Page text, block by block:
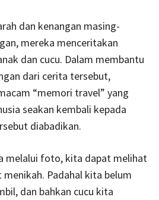
dan kenangan masing-
mereka menceritakan
dan cucu. Dalam membantu
dari cerita tersebut,
“memori travel” yang
seakan kembali kepada
diabadikan.
melalui foto, kita dapat melihat
Padahal kita belum
dan bahkan cucu kita